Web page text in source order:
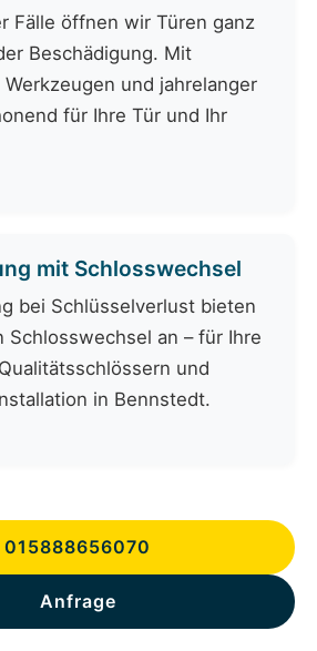
Fälle öffnen wir Türen ganz
Beschädigung. Mit
und jahrelanger
für Ihre Tür und Ihr
mit Schlosswechsel
bei Schlüsselverlust bieten
an – für Ihre
und
in Bennstedt.
015888656070
Anfrage